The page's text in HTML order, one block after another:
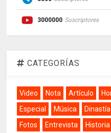
3000000 Suscriptores
CATEGORÍAS
Video Nota Artículo
Especial
Música Dinastía
Fotos
Entrevista Historia